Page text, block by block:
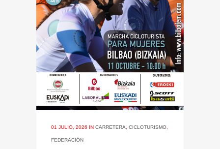
01 JULIO, 2026 IN CARRETERA CICLOTURISMO
FEDERACIÓN